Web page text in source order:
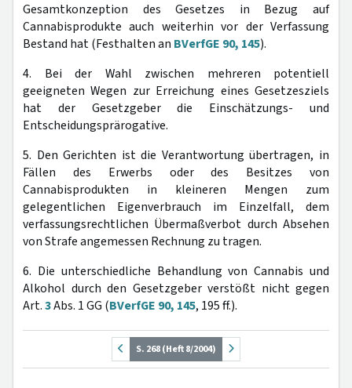
Gesamtkonzeption des Gesetzes in Bezug auf
Cannabisprodukte auch weiterhin vor der Verfassung
Bestand hat (Festhalten an BVerfGE 90, 145).
4. Bei der Wahl zwischen mehreren potentiell
geeigneten Wegen zur Erreichung eines Gesetzesziels
hat der Gesetzgeber die Einschätzungs- und
Entscheidungsprärogative.
5. Den Gerichten ist die Verantwortung übertragen, in
Fällen des Erwerbs oder des Besitzes von
Cannabisprodukten in kleineren Mengen zum
gelegentlichen Eigenverbrauch im Einzelfall, dem
verfassungsrechtlichen Übermaßverbot durch Absehen
von Strafe angemessen Rechnung zu tragen.
6. Die unterschiedliche Behandlung von Cannabis und
Alkohol durch den Gesetzgeber verstößt nicht gegen
Art.3Abs. 1 GG (BVerfGE 90, 145, 195 ff.).
S. 268 (Heft 8/2004)